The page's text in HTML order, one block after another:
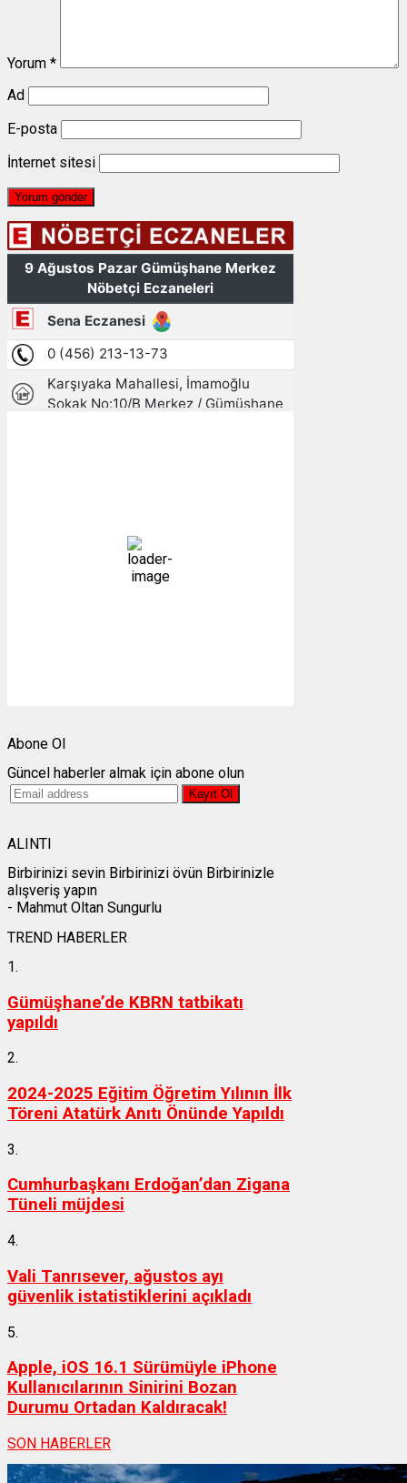
Yorum *
Ad
E-posta
İnternet sitesi
39 %
1010 mb
Abone Ol
Güncel haberler almak için abone olun
ALINTI
Birbirinizi sevin Birbirinizi övün Birbirinizle
alışveriş yapın
- Mahmut Oltan Sungurlu
TREND HABERLER
1.
Gümüşhane’de KBRN tatbikatı
yapıldı
2.
2024-2025 Eğitim Öğretim Yılının İlk
Töreni Atatürk Anıtı Önünde Yapıldı
3.
Cumhurbaşkanı Erdoğan’dan Zigana
Tüneli müjdesi
4.
Vali Tanrısever, ağustos ayı
güvenlik istatistiklerini açıkladı
5.
Apple, iOS 16.1 Sürümüyle iPhone
Kullanıcılarının Sinirini Bozan
Durumu Ortadan Kaldıracak!
SON HABERLER